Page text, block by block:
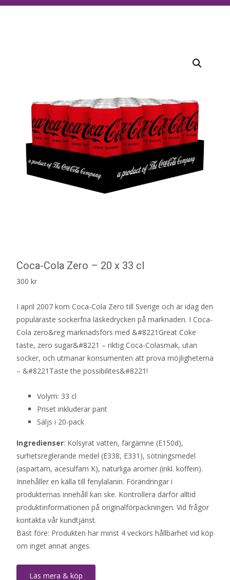
Coca-Cola Zero – 20 x 33 cl
300 kr
I april 2007 kom Coca-Cola Zero till Sverige och är idag den
populäraste sockerfria läskedrycken på marknaden. I Coca-
Cola zero&reg marknadsförs med &#8221Great Coke
taste, zero sugar&#8221 – riktig Coca-Colasmak, utan
socker, och utmanar konsumenten att prova möjligheterna
– &#8221Taste the possibilites&#8221!
Volym: 33 cl
Priset inkluderar pant
Säljs i 20-pack
Ingredienser: Kolsyrat vatten, färgämne (E150d),
surhetsreglerande medel (E338, E331), sötningsmedel
(aspartam, acesulfam K), naturliga aromer (inkl. koffein).
Innehåller en källa till fenylalanin. Förändringar i
produkternas innehåll kan ske. Kontrollera därför alltid
produktinformationen på originalförpackningen. Vid frågor
kontakta vår kundtjänst.
Bäst före: Produkten har minst 4 veckors hållbarhet vid köp
om inget annat anges.
Läs mera & köp